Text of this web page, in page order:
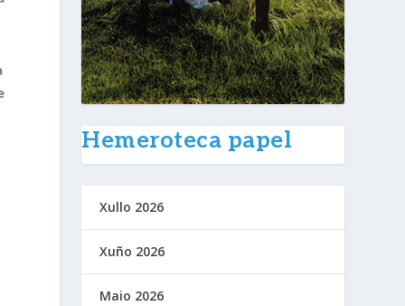
Hemeroteca papel
Xullo 2026
Xuño 2026
Maio 2026